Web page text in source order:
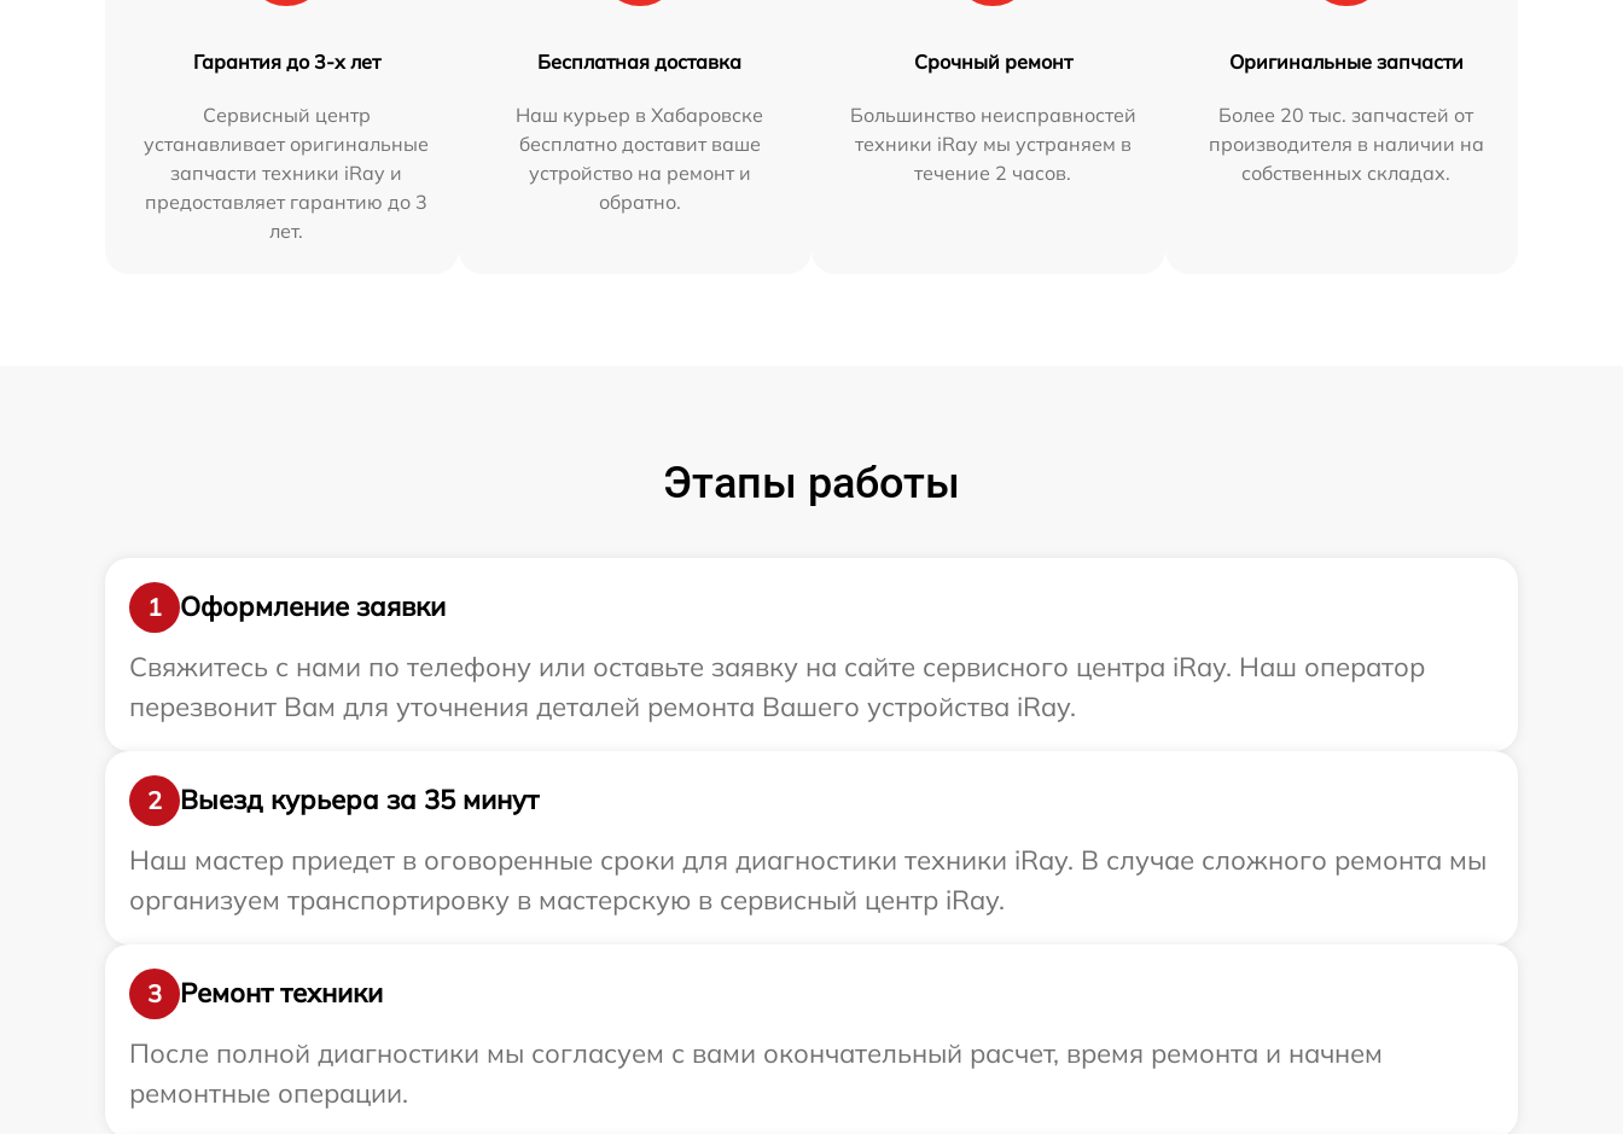
Гарантия до 3-х лет
Сервисный центр
устанавливает оригинальные
запчасти техники iRay и
предоставляет гарантию до 3
лет.
Бесплатная доставка
Наш курьер в Хабаровске
бесплатно доставит ваше
устройство на ремонт и
обратно.
Срочный ремонт
Большинство неисправностей
техники iRay мы устраняем в
течение 2 часов.
Оригинальные запчасти
Более 20 тыс. запчастей от
производителя в наличии на
собственных складах.
Этапы работы
1
Оформление заявки
Свяжитесь с нами по телефону или оставьте заявку на сайте сервисного центра iRay. Наш оператор
перезвонит Вам для уточнения деталей ремонта Вашего устройства iRay.
2
Выезд курьера за 35 минут
Наш мастер приедет в оговоренные сроки для диагностики техники iRay. В случае сложного ремонта мы
организуем транспортировку в мастерскую в сервисный центр iRay.
3
Ремонт техники
После полной диагностики мы согласуем с вами окончательный расчет, время ремонта и начнем
ремонтные операции.